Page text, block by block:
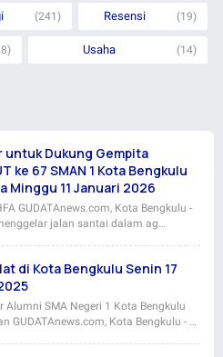
(241) Resensi (19)
Usaha (14)
untuk Dukung Gempita
ke 67 SMAN 1 Kota Bengkulu
Minggu 11 Januari 2026
GUDATAnews.com, Kota Bengkulu -
jalan santai dalam ag…
di Kota Bengkulu Senin 17
Alumni SMA Negeri 1 Kota Bengkulu
GUDATAnews.com, Kota Bengkulu - …